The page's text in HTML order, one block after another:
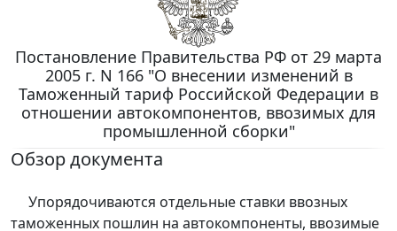
Постановление Правительства РФ от 29 марта
2005 г. N 166 "О внесении изменений в
Таможенный тариф Российской Федерации в
отношении автокомпонентов, ввозимых для
промышленной сборки"
Обзор документа
Упорядочиваются отдельные ставки ввозных
таможенных пошлин на автокомпоненты, ввозимые